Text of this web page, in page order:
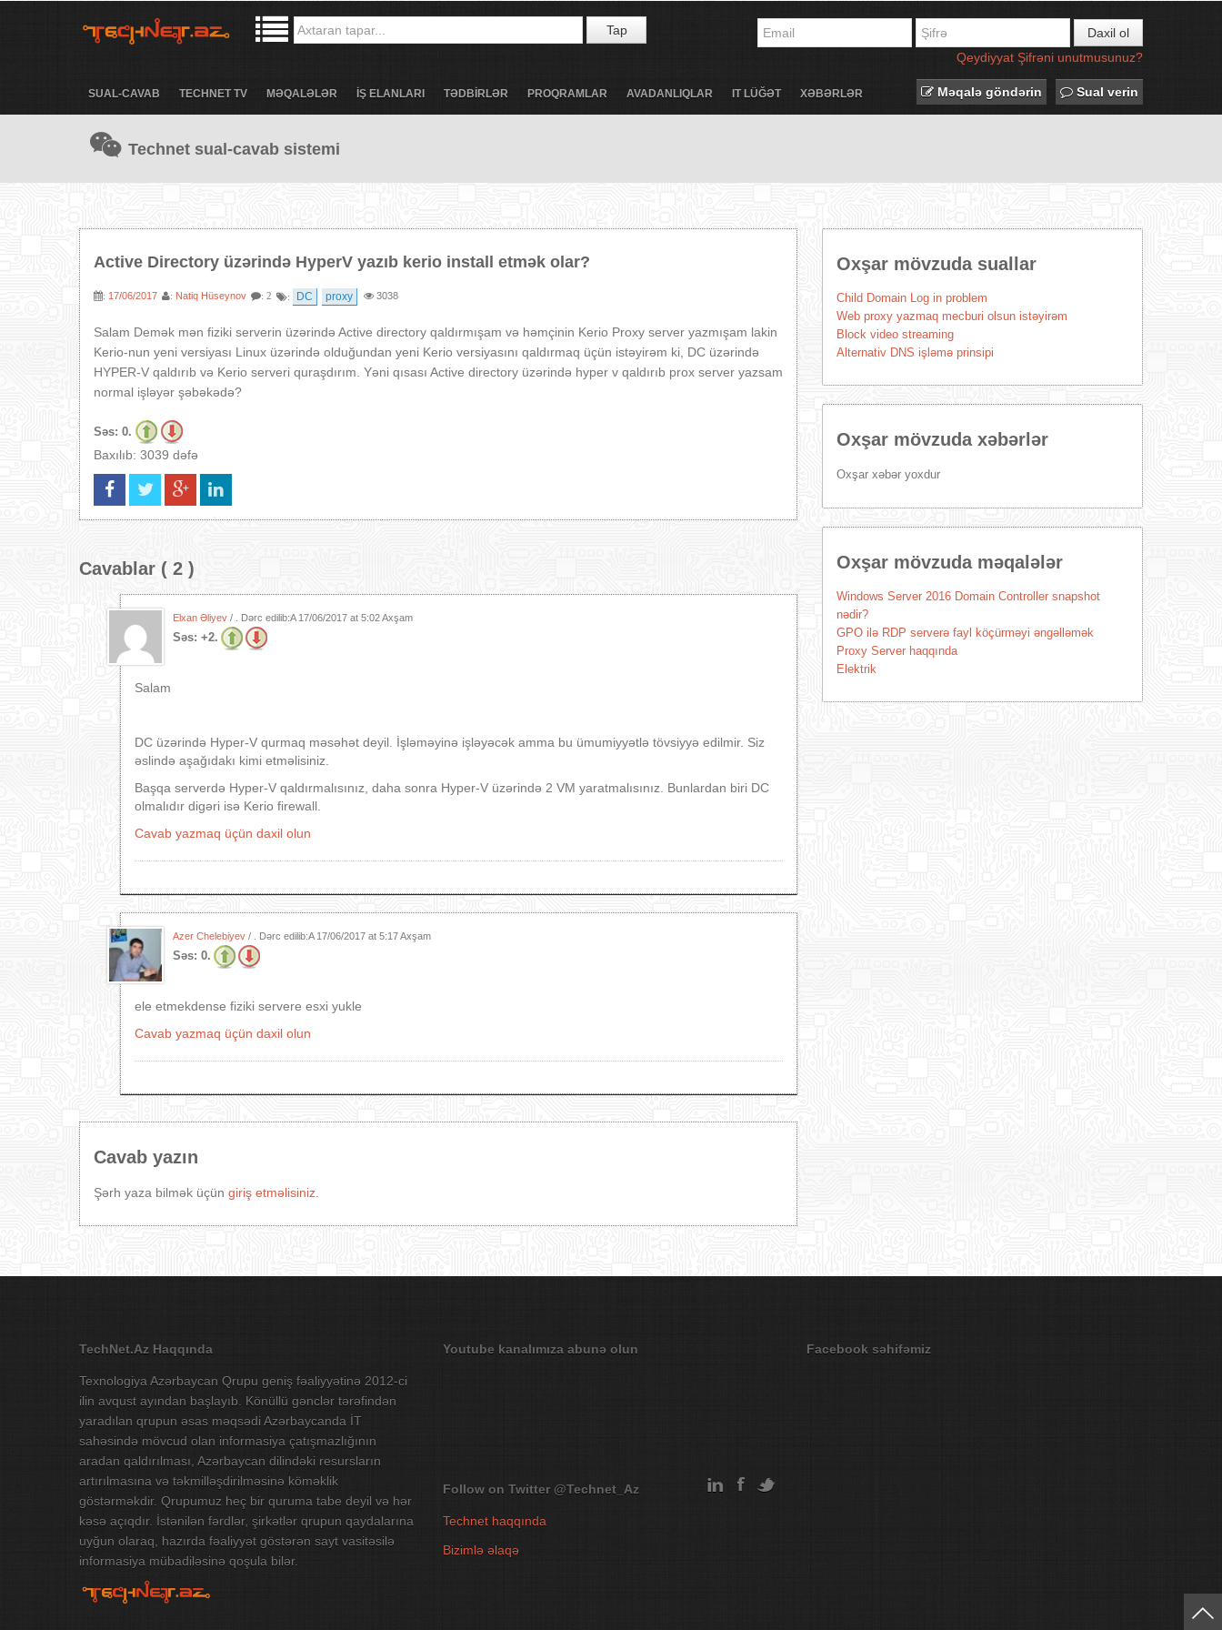
Tap
Daxil ol
Qeydiyyat Şifrəni unutmusunuz?
SUAL-CAVAB TECHNET TV MƏQALƏLƏR İŞ ELANLARI TƏDBİRLƏR PROQRAMLAR AVADANLIQLAR IT LÜĞƏT XƏBƏRLƏR Məqalə göndərin Sual verin
Technet sual-cavab sistemi
Active Directory üzərində HyperV yazıb kerio install etmək olar?
: 17/06/2017 : Natiq Hüseynov : 2 : DC proxy 3038
Salam Demək mən fiziki serverin üzərində Active directory qaldırmışam və həmçinin Kerio Proxy server yazmışam lakin
Kerio-nun yeni versiyası Linux üzərində olduğundan yeni Kerio versiyasını qaldırmaq üçün istəyirəm ki, DC üzərində
HYPER-V qaldırıb və Kerio serveri quraşdırım. Yəni qısası Active directory üzərində hyper v qaldırıb prox server yazsam
normal işləyər şəbəkədə?
Səs: 0.
Baxılıb: 3039 dəfə
Cavablar ( 2 )
Elxan Əliyev / . Dərc edilib:A 17/06/2017 at 5:02 Axşam
Səs: +2.
Salam
DC üzərində Hyper-V qurmaq məsəhət deyil. İşləməyinə işləyəcək amma bu ümumiyyətlə tövsiyyə edilmir. Siz
əslində aşağıdakı kimi etməlisiniz.
Başqa serverdə Hyper-V qaldırmalısınız, daha sonra Hyper-V üzərində 2 VM yaratmalısınız. Bunlardan biri DC
olmalıdır digəri isə Kerio firewall.
Cavab yazmaq üçün daxil olun
Azer Chelebiyev / . Dərc edilib:A 17/06/2017 at 5:17 Axşam
Səs: 0.
ele etmekdense fiziki servere esxi yukle
Cavab yazmaq üçün daxil olun
Cavab yazın
Şərh yaza bilmək üçün giriş etməlisiniz
Oxşar mövzuda suallar
Child Domain Log in problem
Web proxy yazmaq mecburi olsun istəyirəm
Block video streaming
Alternativ DNS işləmə prinsipi
Oxşar mövzuda xəbərlər
Oxşar xəbər yoxdur
Oxşar mövzuda məqalələr
Windows Server 2016 Domain Controller snapshot
nədir?
GPO ilə RDP serverə fayl köçürməyi əngəlləmək
Proxy Server haqqında
Elektrik
TechNet.Az Haqqında
Texnologiya Azərbaycan Qrupu geniş fəaliyyətinə 2012-ci
ilin avqust ayından başlayıb. Könüllü gənclər tərəfindən
yaradılan qrupun əsas məqsədi Azərbaycanda İT
sahəsində mövcud olan informasiya çatışmazlığının
aradan qaldırılması, Azərbaycan dilindəki resursların
artırılmasına və təkmilləşdirilməsinə köməklik
göstərməkdir. Qrupumuz heç bir quruma tabe deyil və hər
kəsə açıqdır. İstənilən fərdlər, şirkətlər qrupun qaydalarına
uyğun olaraq, hazırda fəaliyyət göstərən sayt vasitəsilə
informasiya mübadiləsinə qoşula bilər.
Youtube kanalımıza abunə olun
Follow on Twitter @Technet_Az
Technet haqqında
Bizimlə əlaqə
Facebook səhifəmiz